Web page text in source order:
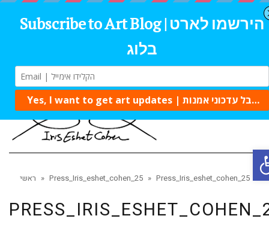
ראשי » Press_Iris_eshet_cohen_25 » Press_Iris_eshet_cohen_25